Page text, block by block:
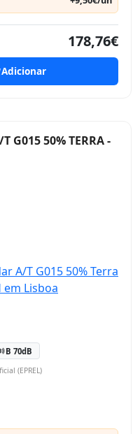
178,76€
Adicionar
G015 50% TERRA -
B 70dB
(EPREL)